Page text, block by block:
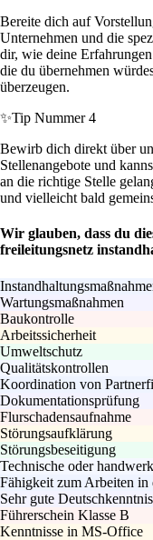
Bereite dich auf
Unternehmen und die
dir, wie deine
die du übernehmen
überzeugen.
✨Tip Nummer 4
Bewirb dich direkt über
Stellenangebote und
an die richtige Stelle
und vielleicht bald
Wir glauben, dass du
freileitungsnetz
Wartungsmaßnahmen
Baukontrolle
Arbeitssicherheit
Umweltschutz
Qualitätskontrollen
Koordination von
Dokumentationsprüfung
Flurschadensaufnahme
Störungsaufklärung
Störungsbeseitigung
Technische oder
Fähigkeit zum Arbeiten
Sehr gute
Führerschein Klasse B
Kenntnisse in MS-Office